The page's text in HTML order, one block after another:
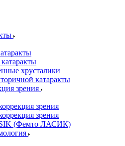
хрусталики
катаракты
зрения
зрения
зрения
(Фемто ЛАСИК)